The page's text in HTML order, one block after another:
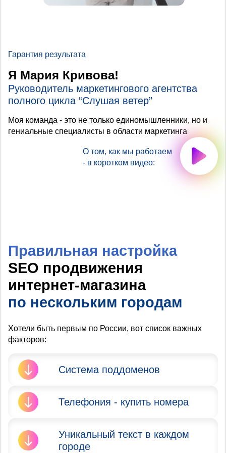
Гарантия результата
Я Мария Кривова!
Руководитель маркетингового агентства
полного цикла “Слушая ветер”
Моя команда - это не только единомышленники, но и
гениальные специалисты в области маркетинга
О том, как мы работаем
- в коротком видео:
Правильная настройка
SEO продвижения
интернет-магазина
по нескольким городам
Хотели быть первым по России, вот список важных
факторов:
Система поддоменов
Яндекс и Google запрещают
продвижение сайта в
должны мешать тем, кто
территориально находится в
Телефония - купить номера
Очень Важно
присутствовать в городе при
Уникальный текст в каждом
городе